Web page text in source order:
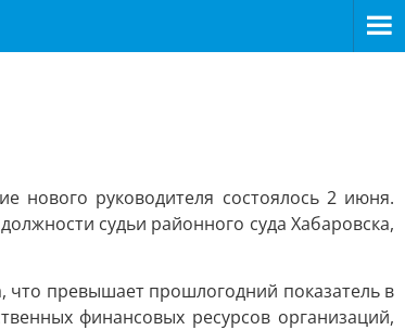
нового руководителя состоялось 2 июня.
судьи районного суда Хабаровска,
что превышает прошлогодний показатель в
финансовых ресурсов организаций,